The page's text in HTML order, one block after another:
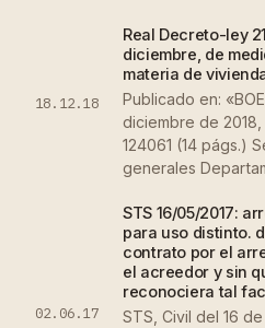
18.12.18
Real Decreto-ley
diciembre, de
materia de
Publicado en:
diciembre de
124061 (14 págs.)
generales
02.06.17
STS 16/05/2017:
para uso distinto.
contrato por el
el acreedor y sin
reconociera tal
STS, Civil del 16